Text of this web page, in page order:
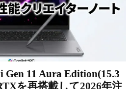
Gen 11 Aura Edition(15.3
を再搭載して2026年注